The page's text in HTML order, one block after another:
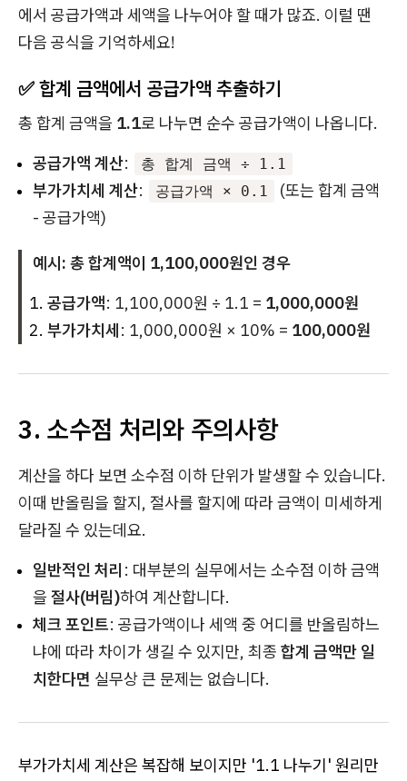
에서 공급가액과 세액을 나누어야 할 때가 많죠. 이럴 땐
다음 공식을 기억하세요!
✅ 합계 금액에서 공급가액 추출하기
총 합계 금액을 1.1로 나누면 순수 공급가액이 나옵니다.
공급가액 계산: 총 합계 금액 ÷ 1.1
부가가치세 계산: 공급가액 × 0.1
(또는 합계 금액
- 공급가액)
예시: 총 합계액이 1,100,000원인 경우
공급가액: 1,100,000원 ÷ 1.1 = 1,000,000원
부가가치세: 1,000,000원 × 10% = 100,000원
3. 소수점 처리와 주의사항
계산을 하다 보면 소수점 이하 단위가 발생할 수 있습니다.
이때 반올림을 할지, 절사를 할지에 따라 금액이 미세하게
달라질 수 있는데요.
일반적인 처리 : 대부분의 실무에서는 소수점 이하 금액
을 절사(버림)하여 계산합니다.
체크 포인트: 공급가액이나 세액 중 어디를 반올림하느
냐에 따라 차이가 생길 수 있지만, 최종 합계 금액만 일
치한다면 실무상 큰 문제는 없습니다.
부가가치세 계산은 복잡해 보이지만 '1.1 나누기' 원리만